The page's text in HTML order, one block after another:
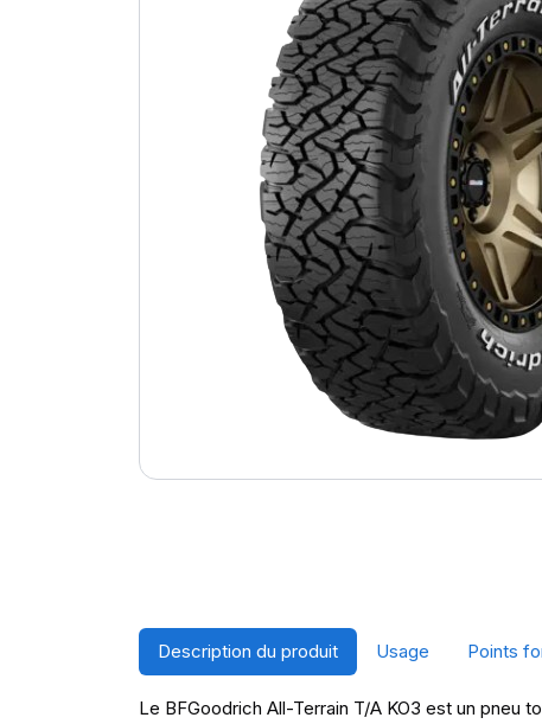
Description du produit Usage Points
Le BFGoodrich All-Terrain T/A KO3 est un pneu